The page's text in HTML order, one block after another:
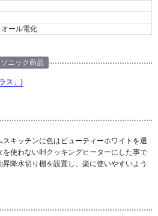
ール電化
ニック商品
ス」)
キッチンに色はビューティーホワイトを選
使わないIHクッキングヒーターにした事で
降水切り棚を設置し、楽に使いやすいよう